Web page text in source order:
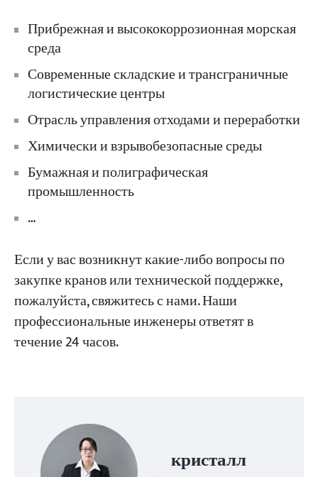
Прибрежная и высококоррозионная морская
среда
Современные складские и трансграничные
логистические центры
Отрасль управления отходами и переработки
Химически и взрывобезопасные среды
Бумажная и полиграфическая
промышленность
…
Если у вас возникнут какие-либо вопросы по
закупке кранов или технической поддержке,
пожалуйста, свяжитесь с нами. Наши
профессиональные инженеры ответят в
течение 24 часов.
кристалл